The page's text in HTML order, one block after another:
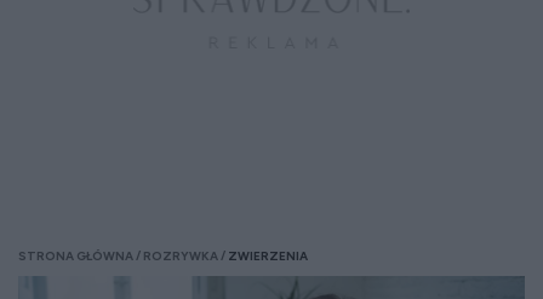
STRONA GŁÓWNA ROZRYWKA ZWIERZENIA